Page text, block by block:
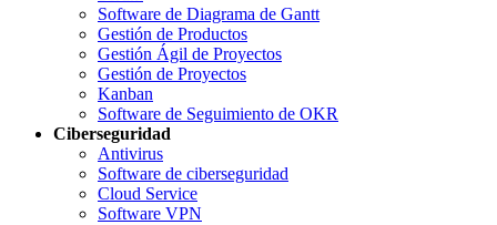
Software de Diagrama de Gantt
Gestión de Productos
Gestión Ágil de Proyectos
Gestión de Proyectos
Kanban
Software de Seguimiento de OKR
Ciberseguridad
Antivirus
Software de ciberseguridad
Cloud Service
Software VPN